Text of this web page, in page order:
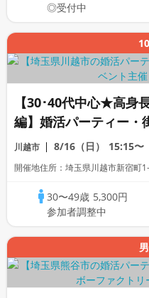
◎受付中
【30･40代中心★高身
編】婚活パーティー
会い～
川越市 8/16（日） 15:15〜
開催地住所：埼玉県川越市新宿町
30〜49歳 5,300円
参加者調整中